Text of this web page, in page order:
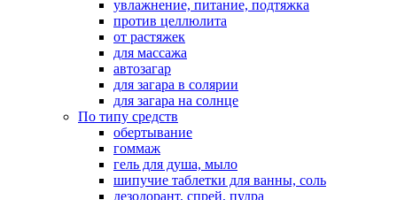
увлажнение, питание, подтяжка
против целлюлита
от растяжек
для массажа
автозагар
для загара в солярии
для загара на солнце
По типу средств
обертывание
гоммаж
гель для душа, мыло
шипучие таблетки для ванны, соль
дезодорант, спрей, пудра